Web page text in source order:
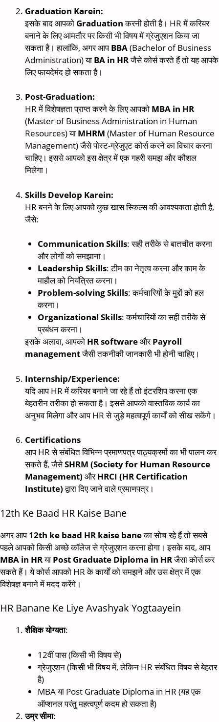
Graduation Karein:
इसके बाद आपको Graduationकरनी होती है। HR में करियर
बनाने के लिए आमतौर पर किसी भी विषय में ग्रेजुएशन किया जा
सकता है। हालांकि, अगर आपBBA(Bachelor of Business
Administration) या BA in HRजैसे कोर्स करते हैं तो यह आपके
लिए फायदेमंद हो सकता है।
Post-Graduation:
HR में विशेषज्ञता प्राप्त करने के लिए आपको MBA in HR
(Master of Business Administration in Human
Resources) या MHRM (Master of Human Resource
Management) जैसे पोस्ट-ग्रेजुएट कोर्स करने का विचार करना
चाहिए। इससे आपको इस क्षेत्र में एक गहरी समझ और कौशल
मिलेगा।
Skills Develop Karein:
HR बनने के लिए आपको कुछ खास स्किल्स की आवश्यकता होती है,
जैसे:
Communication Skills: सही तरीके से बातचीत करना
और लोगों को समझाना।
Leadership Skills: टीम का नेतृत्व करना और काम के
माहौल को नियंत्रित करना।
Problem-solving Skills: कर्मचारियों के मुद्दों को हल
करना।
Organizational Skills: कर्मचारियों का सही तरीके से
प्रबंधन करना।
इसके अलावा, आपको HR softwareऔरPayroll
managementजैसी तकनीकी जानकारी भी होनी चाहिए।
Internship/Experience:
यदि आप HR में करियर बनाने जा रहे हैं तो इंटरशिप करना एक
बेहतरीन तरीका हो सकता है। इससे आपको वास्तविक कार्य का
अनुभव मिलेगा और आप HR से जुड़े महत्वपूर्ण कार्यों को सीख सकेंगे।
Certifications
आप HR से संबंधित विभिन्न प्रमाणपत्र पाठ्यक्रमों का भी पालन कर
सकते हैं, जैसेSHRM (Society for Human Resource
Management) औरHRCI (HR Certification
Institute)द्वारा दिए जाने वाले प्रमाणपत्र।
12th Ke Baad HR Kaise Bane
अगर आप12th ke baad HR kaise baneका सोच रहे हैं तो सबसे
पहले आपको किसी अच्छे कॉलेज से ग्रेजुएशन करना होगा। इसके बाद, आप
MBA in HRया Post Graduate Diploma in HRजैसा कोर्स कर
सकते हैं। ये कोर्स आपको HR के कार्यों को समझने और उस क्षेत्र में एक
विशेषज्ञ बनाने में मदद करेंगे।
HR Banane Ke Liye Avashyak Yogtaayein
शैक्षिक योग्यता:
12वीं पास (किसी भी विषय से)
ग्रेजुएशन (किसी भी विषय में, लेकिन HR संबंधित विषय से बेहतर
है)
MBA या Post Graduate Diploma in HR (यह एक
ऑप्शनल परंतु महत्वपूर्ण कदम हो सकता है)
उम्र सीमा: